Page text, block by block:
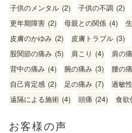
子供のメンタル (2) 子供の不調 (2)
更年期障害 (2) 母親との関係 (4)
皮膚のかゆみ (2) 皮膚トラブル (3)
股関節の痛み (5) 肩こり (4) 肩の
背中の痛み (4) 腕の痛み (3) 腰の
自己肯定感 (2) 足の痛み (7) 過敏
遠隔による施術 (4) 頭痛 (24) 食欲
お客様の声